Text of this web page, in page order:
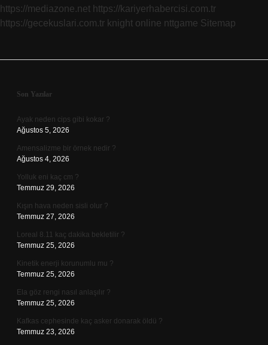
https://mediazone.net https://kariyerhabercisi.com.tr
https://gecekuslari.com.tr knight online nttgame Sitemap
Sidebar
Son Yazılar
Ayak neden cips gibi kokar ?
Ağustos 5, 2026
Amensalizme bir örnek nedir ?
Ağustos 4, 2026
Yolluk eni kaç cm ?
Temmuz 29, 2026
Kışın hava neden sisli olur ?
Temmuz 27, 2026
Loreal 8.11 kaç dakika bekletilir ?
Temmuz 25, 2026
Kinetik enerji korunumlu mu ?
Temmuz 25, 2026
Ela göz rengi nasıl anlaşılır ?
Temmuz 25, 2026
Kafkas cephesinde kaç asker donarak öldü ?
Temmuz 23, 2026